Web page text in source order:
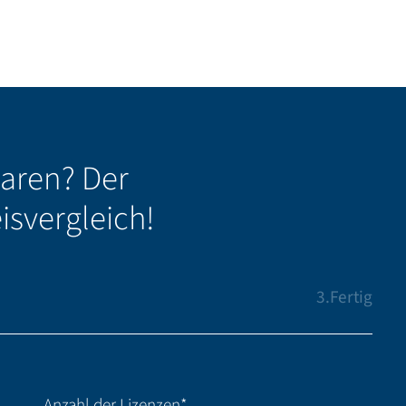
Der
3 Fertig